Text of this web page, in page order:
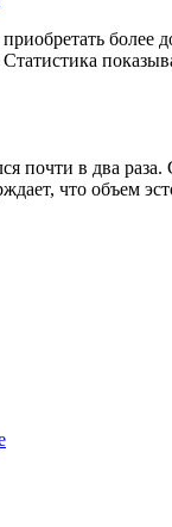
почти в два
что объем